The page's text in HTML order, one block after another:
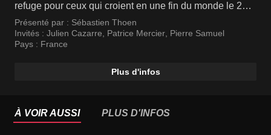
refuge pour ceux qui croient en une fin du monde le 21
décembre 2012. A l'aide de caméras cachées, ils
recherchent les témoignages les plus brûlants. Ils
mettent en scène les situations les plus à même de faire
inquiétante que pleine d'humour. Une plongée insolite
Présenté par : Sébastien Thoen
Invités : Julien Cazarre Patrice Mercier Pierre Samuel
Pays : France
Plus d'infos
À VOIR AUSSI PLUS D'INFOS